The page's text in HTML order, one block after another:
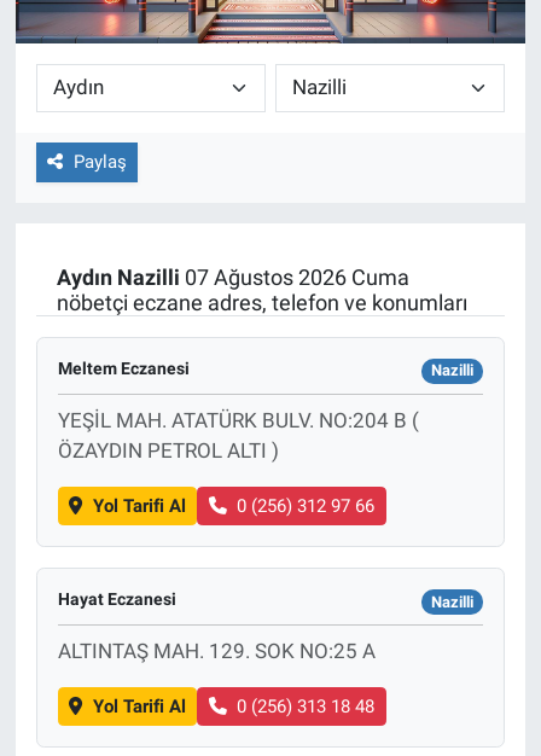
Paylaş
Aydın Nazilli 07 Ağustos 2026 Cuma
nöbetçi eczane adres, telefon ve konumları
Meltem Eczanesi Nazilli
YEŞİL MAH. ATATÜRK BULV. NO:204 B (
ÖZAYDIN PETROL ALTI )
Yol Tarifi Al 0 (256) 312 97 66
Hayat Eczanesi Nazilli
ALTINTAŞ MAH. 129. SOK NO:25 A
Yol Tarifi Al 0 (256) 313 18 48